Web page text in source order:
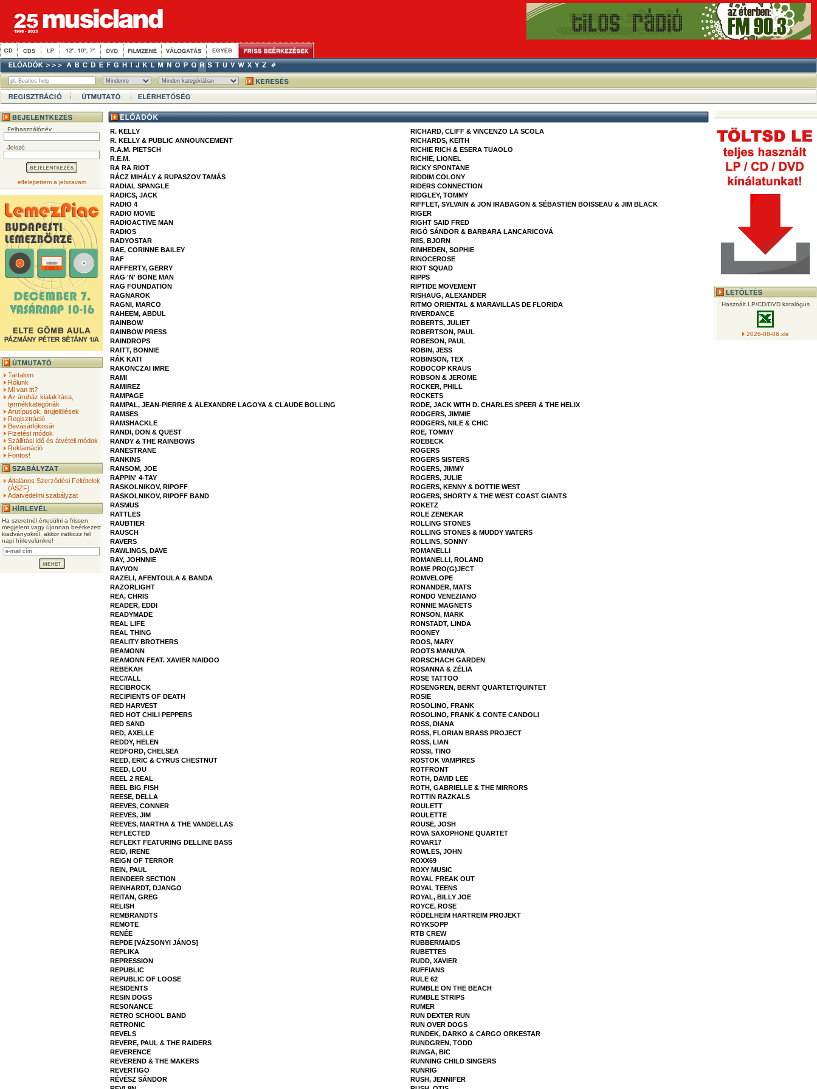
Felhasználónév
Jelszó
elfelejtettem a jelszavam
Tartalom
Rólunk
Mi van itt?
Az áruház kialakítása,
termékkategóriák
Árutípusok, árujelölések
Regisztráció
Bevásárlókosár
Fizetési módok
Szállítási idő és átvételi módok
Reklamáció
Fontos!
Általános Szerződési Feltételek
(ÁSZF)
Adatvédelmi szabályzat
Ha szeretnél értesülni a frissen
megjelent vagy újonnan beérkezett
kiadványokról, akkor iratkozz fel
napi hírlevelünkre!
R. KELLY
R. KELLY & PUBLIC ANNOUNCEMENT
R.A.M. PIETSCH
R.E.M.
RA RA RIOT
RÁCZ MIHÁLY & RUPASZOV TAMÁS
RADIAL SPANGLE
RADICS, JACK
RADIO 4
RADIO MOVIE
RADIOACTIVE MAN
RADIOS
RADYOSTAR
RAE, CORINNE BAILEY
RAF
RAFFERTY, GERRY
RAG 'N' BONE MAN
RAG FOUNDATION
RAGNAROK
RAGNI, MARCO
RAHEEM, ABDUL
RAINBOW
RAINBOW PRESS
RAINDROPS
RAITT, BONNIE
RÁK KATI
RAKONCZAI IMRE
RAMI
RAMIREZ
RAMPAGE
RAMPAL, JEAN-PIERRE & ALEXANDRE LAGOYA & CLAUDE BOLLING
RAMSES
RAMSHACKLE
RANDI, DON & QUEST
RANDY & THE RAINBOWS
RANESTRANE
RANKINS
RANSOM, JOE
RAPPIN' 4-TAY
RASKOLNIKOV, RIPOFF
RASKOLNIKOV, RIPOFF BAND
RASMUS
RATTLES
RAUBTIER
RAUSCH
RAVERS
RAWLINGS, DAVE
RAY, JOHNNIE
RAYVON
RAZELI, AFENTOULA & BANDA
RAZORLIGHT
REA, CHRIS
READER, EDDI
READYMADE
REAL LIFE
REAL THING
REALITY BROTHERS
REAMONN
REAMONN FEAT. XAVIER NAIDOO
REBEKAH
REC//ALL
RECIBROCK
RECIPIENTS OF DEATH
RED HARVEST
RED HOT CHILI PEPPERS
RED SAND
RED, AXELLE
REDDY, HELEN
REDFORD, CHELSEA
REED, ERIC & CYRUS CHESTNUT
REED, LOU
REEL 2 REAL
REEL BIG FISH
REESE, DELLA
REEVES, CONNER
REEVES, JIM
REEVES, MARTHA & THE VANDELLAS
REFLECTED
REFLEKT FEATURING DELLINE BASS
REID, IRENE
REIGN OF TERROR
REIN, PAUL
REINDEER SECTION
REINHARDT, DJANGO
REITAN, GREG
RELISH
REMBRANDTS
REMOTE
RENÉE
REPDE [VÁZSONYI JÁNOS]
REPLIKA
REPRESSION
REPUBLIC
REPUBLIC OF LOOSE
RESIDENTS
RESIN DOGS
RESONANCE
RETRO SCHOOL BAND
RETRONIC
REVELS
REVERE, PAUL & THE RAIDERS
REVERENCE
REVEREND & THE MAKERS
REVERTIGO
RÉVÉSZ SÁNDOR
RICHARD, CLIFF & VINCENZO LA SCOLA
RICHARDS, KEITH
RICHIE RICH & ESERA TUAOLO
RICHIE, LIONEL
RICKY SPONTANE
RIDDIM COLONY
RIDERS CONNECTION
RIDGLEY, TOMMY
RIFFLET, SYLVAIN & JON IRABAGON & SÉBASTIEN BOISSEAU & JIM BLACK
RIGER
RIGHT SAID FRED
RIGÓ SÁNDOR & BARBARA LANCARICOVÁ
RIIS, BJORN
RIMHEDEN, SOPHIE
RINOCEROSE
RIOT SQUAD
RIPPS
RIPTIDE MOVEMENT
RISHAUG, ALEXANDER
RITMO ORIENTAL & MARAVILLAS DE FLORIDA
RIVERDANCE
ROBERTS, JULIET
ROBERTSON, PAUL
ROBESON, PAUL
ROBIN, JESS
ROBINSON, TEX
ROBOCOP KRAUS
ROBSON & JEROME
ROCKER, PHILL
ROCKETS
RODE, JACK WITH D. CHARLES SPEER & THE HELIX
RODGERS, JIMMIE
RODGERS, NILE & CHIC
ROE, TOMMY
ROEBECK
ROGERS
ROGERS SISTERS
ROGERS, JIMMY
ROGERS, JULIE
ROGERS, KENNY & DOTTIE WEST
ROGERS, SHORTY & THE WEST COAST GIANTS
ROKETZ
ROLE ZENEKAR
ROLLING STONES
ROLLING STONES & MUDDY WATERS
ROLLINS, SONNY
ROMANELLI
ROMANELLI, ROLAND
ROME PRO(G)JECT
ROMVELOPE
RONANDER, MATS
RONDO VENEZIANO
RONNIE MAGNETS
RONSON, MARK
RONSTADT, LINDA
ROONEY
ROOS, MARY
ROOTS MANUVA
RORSCHACH GARDEN
ROSANNA & ZÉLIA
ROSE TATTOO
ROSENGREN, BERNT QUARTET/QUINTET
ROSIE
ROSOLINO, FRANK
ROSOLINO, FRANK & CONTE CANDOLI
ROSS, DIANA
ROSS, FLORIAN BRASS PROJECT
ROSS, LIAN
ROSSI, TINO
ROSTOK VAMPIRES
ROTFRONT
ROTH, DAVID LEE
ROTH, GABRIELLE & THE MIRRORS
ROTTIN RAZKALS
ROULETT
ROULETTE
ROUSE, JOSH
ROVA SAXOPHONE QUARTET
ROVAR17
ROWLES, JOHN
ROXX69
ROXY MUSIC
ROYAL FREAK OUT
ROYAL TEENS
ROYAL, BILLY JOE
ROYCE, ROSE
RÖDELHEIM HARTREIM PROJEKT
RÖYKSOPP
RTB CREW
RUBBERMAIDS
RUBETTES
RUDD, XAVIER
RUFFIANS
RULE 62
RUMBLE ON THE BEACH
RUMBLE STRIPS
RUMER
RUN DEXTER RUN
RUN OVER DOGS
RUNDEK, DARKO & CARGO ORKESTAR
RUNDGREN, TODD
RUNGA, BIC
RUNNING CHILD SINGERS
RUNRIG
RUSH, JENNIFER
Használt LP/CD/DVD katalógus
2026-08-06.xls